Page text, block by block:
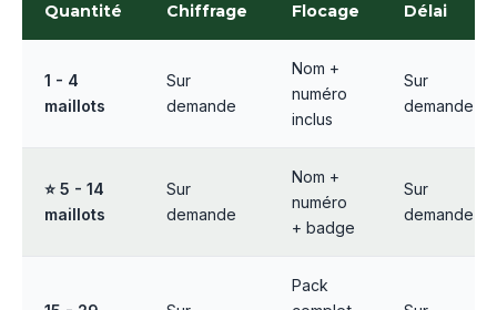
Quantité Chiffrage Flocage Délai
1 - 4
maillots
Sur
demande
Nom +
numéro
inclus
Sur
demande
⭐ 5 - 14
maillots
Sur
demande
Nom +
numéro
+ badge
Sur
demande
Pack